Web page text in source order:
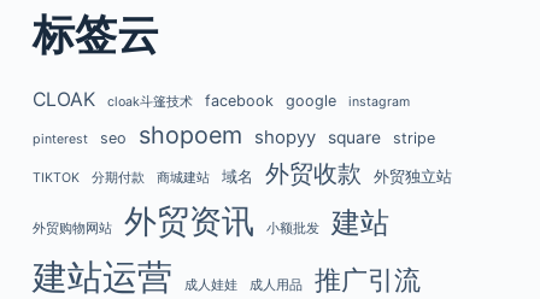
标签云
CLOAK cloak斗篷技术 facebook google instagram
pinterest seo shopoem shopyy square stripe
TIKTOK 分期付款 商城建站 域名 外贸收款 外贸独立站
外贸购物网站 外贸资讯 小额批发 建站
建站运营 成人娃娃 成人用品 推广引流